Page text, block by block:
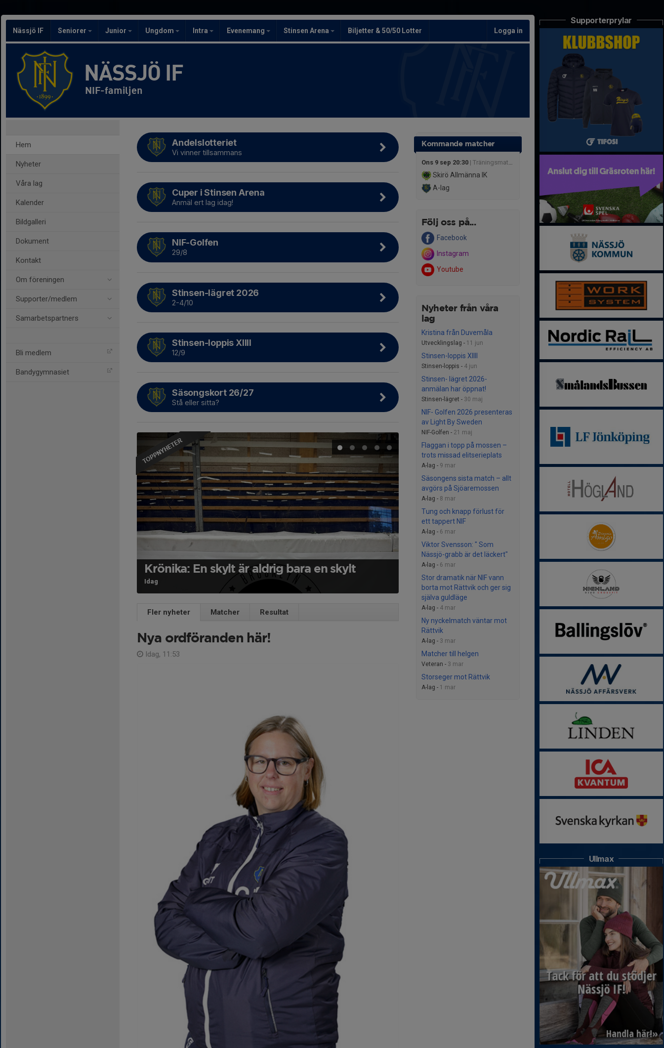
Nässjö IF Seniorer Junior Ungdom Intra Evenemang Stinsen Arena Biljetter & 50/50 Lotter Logga in
NÄSSJÖ IF
NIF-familjen
Hem
Nyheter
Våra lag
Kalender
Bildgalleri
Dokument
Kontakt
Om föreningen
Supporter/medlem
Samarbetspartners
Bli medlem
Bandygymnasiet
Kommande matcher
Ons 9 sep 20:30 | Träningsmatcher
Skirö Allmänna IK
A-lag
Följ oss på...
Facebook
Instagram
Youtube
Nyheter från våra
lag
Kristina från Duvemåla
Utvecklingslag - 11 jun
Stinsen-loppis XIIII
Stinsen-loppis - 4 jun
Stinsen- lägret 2026-
anmälan har öppnat!
Stinsen-lägret - 30 maj
NIF- Golfen 2026 presenteras
av Light By Sweden
NIF-Golfen - 21 maj
Flaggan i topp på mossen –
trots missad elitserieplats
A-lag - 9 mar
Säsongens sista match – allt
avgörs på Sjöaremossen
A-lag - 8 mar
Tung och knapp förlust för
ett tappert NIF
A-lag - 6 mar
Viktor Svensson: " Som
Nässjö-grabb är det läckert"
A-lag - 6 mar
Stor dramatik när NIF vann
borta mot Rättvik och ger sig
själva guldläge
A-lag - 4 mar
Ny nyckelmatch väntar mot
Rättvik
A-lag - 3 mar
Matcher till helgen
Veteran - 3 mar
Storseger mot Rättvik
A-lag - 1 mar
Andelslotteriet
Vi vinner tillsammans
Cuper i Stinsen Arena
Anmäl ert lag idag!
NIF-Golfen
29/8
Stinsen-lägret 2026
2-4/10
Stinsen-loppis XIIII
12/9
Säsongskort 26/27
Stå eller sitta?
Krönika: En skylt är aldrig bara en skylt
Idag
Fler nyheter Matcher Resultat
Nya ordföranden här!
Idag, 11:53
Supporterprylar
Ullmax